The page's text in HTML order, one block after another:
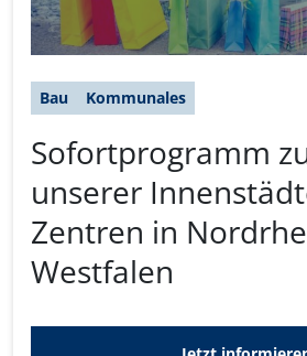
Bau Kommunales
Sofortprogramm
unserer
Zentren in
Westfalen